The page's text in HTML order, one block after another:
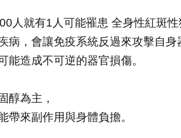
人就有1人可能罹患 全身性紅斑性
病，會讓免疫系統反過來攻擊自身
能造成不可逆的器官損傷。
醇為主，
帶來副作用與身體負擔。